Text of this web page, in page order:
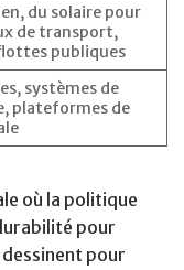
du solaire pour
de transport,
publiques
systèmes de
plateformes de
où la politique
pour
pour